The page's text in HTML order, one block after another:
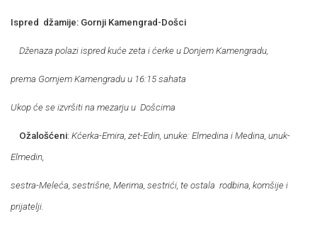
Ispred džamije: Gornji Kamengrad-Došci
Dženaza polazi ispred kuće zeta i ćerke u Donjem Kamengradu,
prema Gornjem Kamengradu u 16:15 sahata
Ukop će se izvršiti na mezarju u Došcima
Ožalošćeni: Kćerka-Emira, zet-Edin, unuke: Elmedina i Medina, unuk-
Elmedin,
sestra-Meleća, sestrišne, Merima, sestrići, te ostala rodbina, komšije i
prijatelji.